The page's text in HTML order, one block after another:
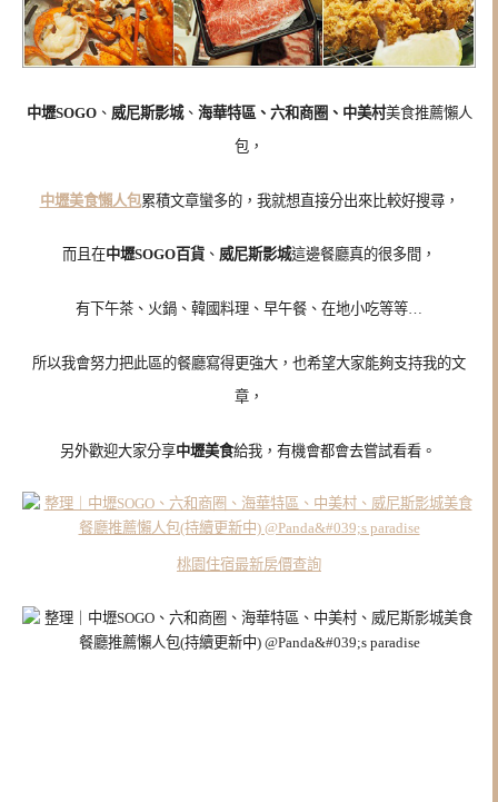
中壢SOGO、 威尼斯影城、 海華特區、 六和商圈、中美村美食推薦懶人
包，
中壢美食懶人包累積文章蠻多的，我就想直接分出來比較好搜尋，
而且在中壢SOGO百貨 、 威尼斯影城這邊餐廳真的很多間，
有下午茶、火鍋、韓國料理、早午餐、在地小吃等等…
所以我會努力把此區的餐廳寫得更強大，也希望大家能夠支持我的文
章，
另外歡迎大家分享中壢美食給我，有機會都會去嘗試看看。
桃園住宿最新房價查詢